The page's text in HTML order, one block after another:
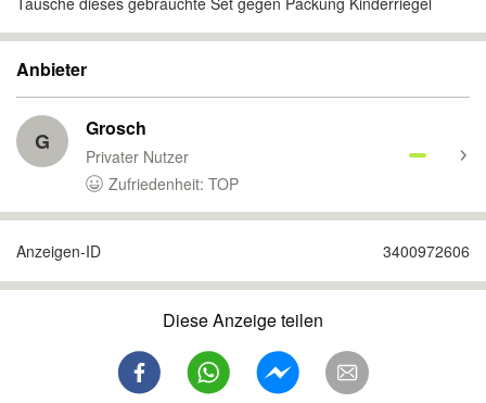
Anbieter
G Grosch
Privater Nutzer
Zufriedenheit: TOP
Anzeigen-ID 3400972606
Diese Anzeige teilen